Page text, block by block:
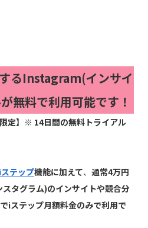
るInstagram(インサイ
無料で利用可能です！
定】※ 14日間の無料トライアル
テップ機能に加えて、 通常4万円
タグラム)のインサイトや競合分
iステップ月額料金のみで利用で